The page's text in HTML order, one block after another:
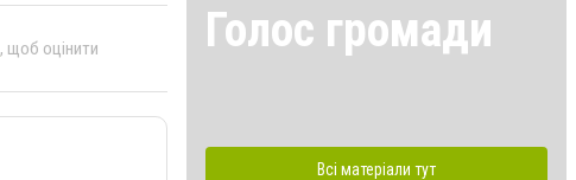
, щоб оцінити Голос громади
Всі матеріали тут